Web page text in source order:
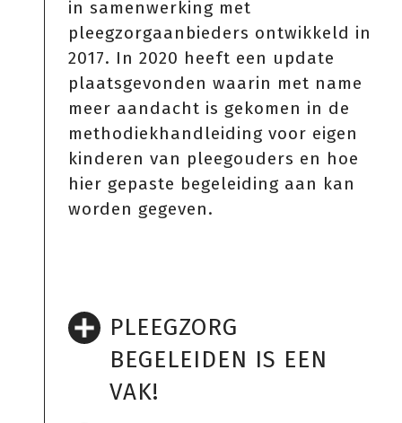
in samenwerking met
pleegzorgaanbieders ontwikkeld in
2017. In 2020 heeft een update
plaatsgevonden waarin met name
meer aandacht is gekomen in de
methodiekhandleiding voor eigen
kinderen van pleegouders en hoe
hier gepaste begeleiding aan kan
worden gegeven.
PLEEGZORG
BEGELEIDEN IS EEN
VAK!